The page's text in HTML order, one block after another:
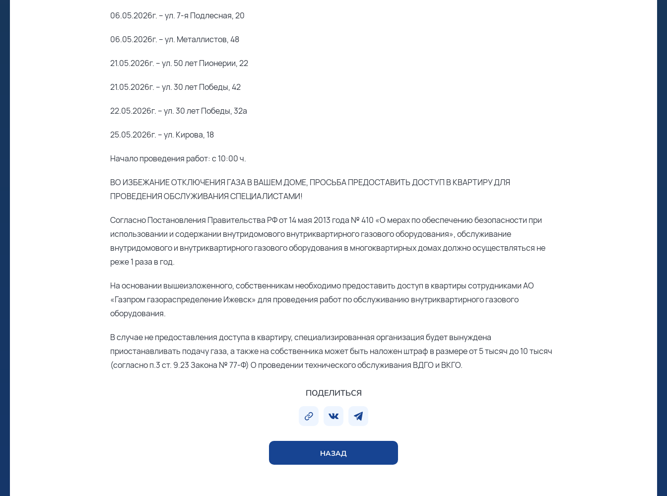
06.05.2026г. – ул. 7-я Подлесная, 20
06.05.2026г. – ул. Металлистов, 48
21.05.2026г. – ул. 50 лет Пионерии, 22
21.05.2026г. – ул. 30 лет Победы, 42
22.05.2026г. – ул. 30 лет Победы, 32а
25.05.2026г. – ул. Кирова, 18
Начало проведения работ: с 10:00 ч.
ВО ИЗБЕЖАНИЕ ОТКЛЮЧЕНИЯ ГАЗА В ВАШЕМ ДОМЕ, ПРОСЬБА ПРЕДОСТАВИТЬ ДОСТУП В КВАРТИРУ ДЛЯ
ПРОВЕДЕНИЯ ОБСЛУЖИВАНИЯ СПЕЦИАЛИСТАМИ!
Согласно Постановления Правительства РФ от 14 мая 2013 года № 410 «О мерах по обеспечению безопасности при
использовании и содержании внутридомового внутриквартирного газового оборудования», обслуживание
внутридомового и внутриквартирного газового оборудования в многоквартирных домах должно осуществляться не
реже 1 раза в год.
На основании вышеизложенного, собственникам необходимо предоставить доступ в квартиры сотрудниками АО
«Газпром газораспределение Ижевск» для проведения работ по обслуживанию внутриквартирного газового
оборудования.
В случае не предоставления доступа в квартиру, специализированная организация будет вынуждена
приостанавливать подачу газа, а также на собственника может быть наложен штраф в размере от 5 тысяч до 10 тысяч
(согласно п.3 ст. 9.23 Закона № 77-Ф) О проведении технического обслуживания ВДГО и ВКГО.
ПОДЕЛИТЬСЯ
НАЗАД